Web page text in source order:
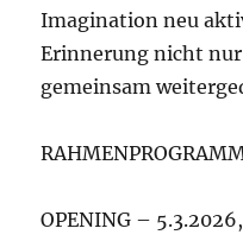
Imagination neu
Erinnerung nicht
gemeinsam
OPENING –